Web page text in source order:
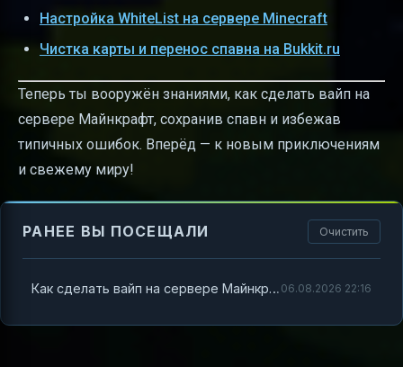
Настройка WhiteList на сервере Minecraft
Чистка карты и перенос спавна на Bukkit.ru
Теперь ты вооружён знаниями, как сделать вайп на
сервере Майнкрафт, сохранив спавн и избежав
типичных ошибок. Вперёд — к новым приключениям
и свежему миру!
РАНЕЕ ВЫ ПОСЕЩАЛИ Очистить
Как сделать вайп на сервере Майнкрафт hosting minecraft — полный гайд с примерами и советами 06.08.2026 22:16